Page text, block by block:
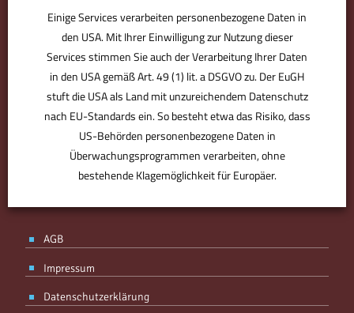
BMV ist der Bürodesigner. Der Partner für den perfekten Standort.
Derjenige, der Sie optimal ausstattet, individuell berät. Plant, was
für Sie zählt – von Anfang an. Ohne Kompromisse, aber mit
Know-how, Designgefühl und Erfahrung. Ihr Partner, mit Spaß an
AGB
Impressum
Datenschutzerklärung
Einige Services verarbeiten personenbezogene Daten in
den USA. Mit Ihrer Einwilligung zur Nutzung dieser
Services stimmen Sie auch der Verarbeitung Ihrer Daten
in den USA gemäß Art. 49 (1) lit. a DSGVO zu. Der EuGH
stuft die USA als Land mit unzureichendem Datenschutz
nach EU-Standards ein. So besteht etwa das Risiko, dass
US-Behörden personenbezogene Daten in
Überwachungsprogrammen verarbeiten, ohne
bestehende Klagemöglichkeit für Europäer.